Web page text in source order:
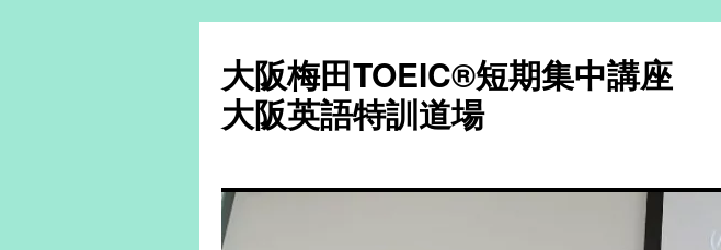
大阪梅田TOEIC®短期集中講座
大阪英語特訓道場